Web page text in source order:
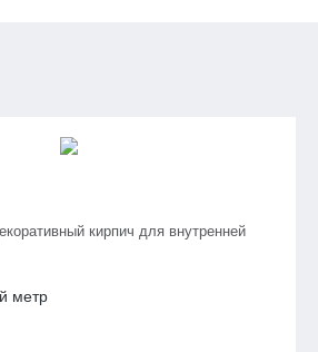
кирпич для внутренней
метр